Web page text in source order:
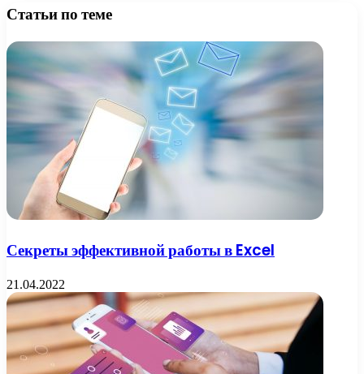
Статьи по теме
Секреты эффективной работы в Excel
21.04.2022